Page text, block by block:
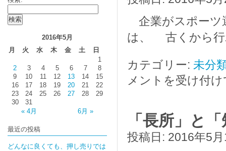
企業がスポーツ
は、 古くから
カテゴリー: 未分
メントを受け付
「長所」と
投稿日: 2016年5
2016年5月
月
火 水 木 金 土 日
« 4月 6月 »
1
2
3 4 5 6 7
8
9
10 11 12 13 14
15
16
17 18 19 20 21
22
23
24 25 26 27 28
29
30
31
最近の投稿
どんなに良くても、押し売りでは